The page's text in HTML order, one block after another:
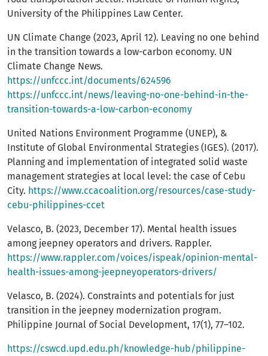
University of the Philippines Law Center.
UN Climate Change (2023, April 12). Leaving no one behind
in the transition towards a low-carbon economy. UN
Climate Change News.
https://unfccc.int/documents/624596
https://unfccc.int/news/leaving-no-one-behind-in-the-
transition-towards-a-low-carbon-economy
United Nations Environment Programme (UNEP), &
Institute of Global Environmental Strategies (IGES). (2017).
Planning and implementation of integrated solid waste
management strategies at local level: the case of Cebu
City. https://www.ccacoalition.org/resources/case-study-
cebu-philippines-ccet
Velasco, B. (2023, December 17). Mental health issues
among jeepney operators and drivers. Rappler.
https://www.rappler.com/voices/ispeak/opinion-mental-
health-issues-among-jeepneyoperators-drivers/
Velasco, B. (2024). Constraints and potentials for just
transition in the jeepney modernization program.
Philippine Journal of Social Development, 17(1), 77–102.
https://cswcd.upd.edu.ph/knowledge-hub/philippine-